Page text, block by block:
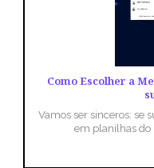
Como Escolher a
Vamos ser sinceros: se
em planilhas do